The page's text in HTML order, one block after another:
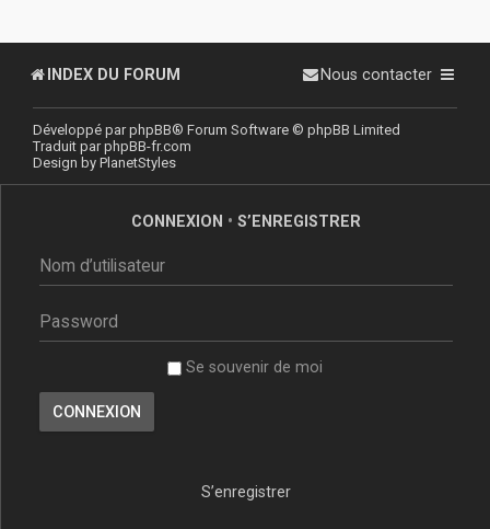
INDEX DU FORUM Nous contacter
Développé parphpBB® Forum Software © phpBB Limited
Traduit parphpBB-fr.com
Design by PlanetStyles
CONNEXION • S’ENREGISTRER
Se souvenir de moi
S’enregistrer